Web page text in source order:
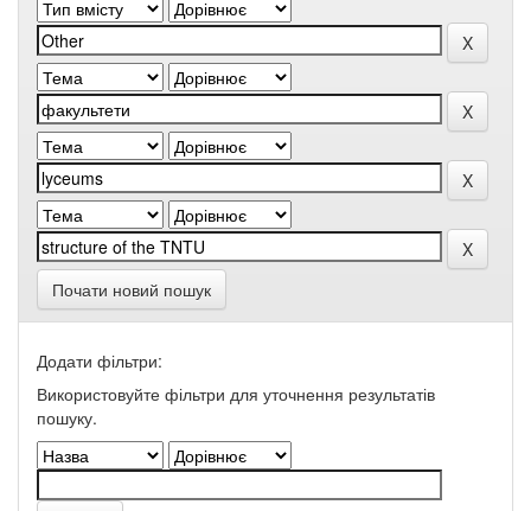
Почати новий пошук
Додати фільтри:
Використовуйте фільтри для уточнення результатів
пошуку.